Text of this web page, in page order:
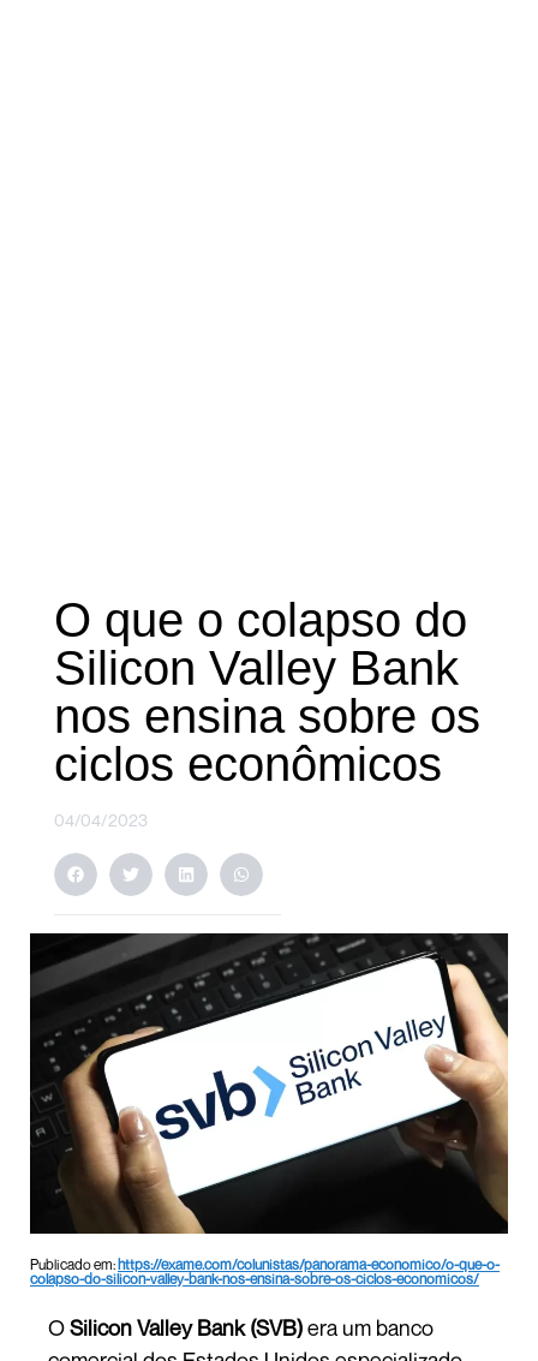
O que o colapso do
Silicon Valley Bank
nos ensina sobre os
ciclos econômicos
04/04/2023
Publicado em: https://exame.com/colunistas/panorama-economico/o-que-o-
colapso-do-silicon-valley-bank-nos-ensina-sobre-os-ciclos-economicos/
OSilicon Valley Bank (SVB)era um banco